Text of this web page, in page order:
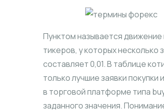
Пунктом называется движение
тикеров, у которых несколько
составляет 0,01. В таблице
только лучшие заявки
в торговой платформе типа
заданного значения.